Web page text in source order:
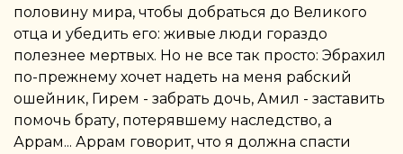
половину мира, чтобы добраться до Великого
отца и убедить его: живые люди гораздо
полезнее мертвых. Но не все так просто: Эбрахил
по-прежнему хочет надеть на меня рабский
ошейник, Гирем - забрать дочь, Амил - заставить
помочь брату, потерявшему наследство, а
Аррам... Аррам говорит, что я должна спасти